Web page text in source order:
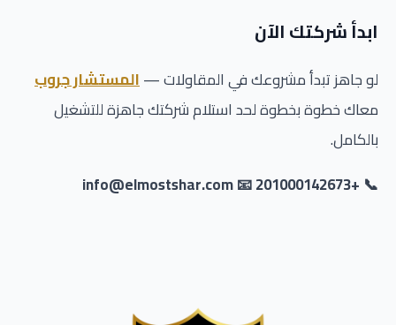
ابدأ شركتك الآن
لو جاهز تبدأ مشروعك في المقاولات —المستشار جروب
معاك خطوة بخطوة لحد استلام شركتك جاهزة للتشغيل
بالكامل.
📞 +201000142673 📧 info@elmostshar.com